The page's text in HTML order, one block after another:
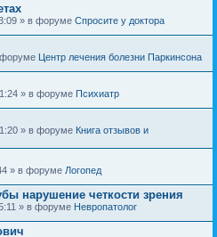
» в форуме Спросите у доктора
форуме Центр лечения болезни Паркинсона
» в форуме Психиатр
» в форуме Книга отзывов и
» в форуме Логопед
нарушение четкости зрения
» в форуме Невропатолог